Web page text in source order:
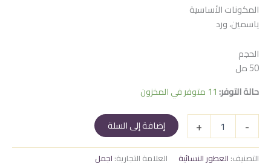
المكونات الأساسية
ياسمين، ورد
الحجم
50 مل
حالة التوفر: 11 متوفر في المخزون
-
كمية
رين
دروبس
-
+ إضافة إلى السلة
التصنيف: العطور النسائية العلامة التجارية: اجمل